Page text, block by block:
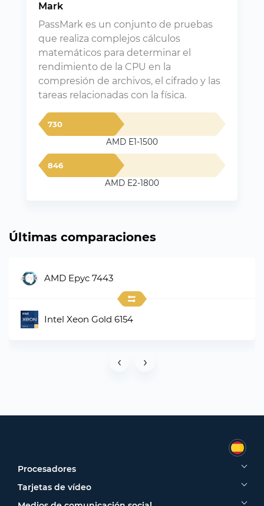
Mark
PassMark es un conjunto de pruebas
que realiza complejos cálculos
matemáticos para determinar el
rendimiento de la CPU en la
compresión de archivos, el cifrado y las
tareas relacionadas con la física.
730
AMD E1-1500
846
AMD E2-1800
Últimas comparaciones
AMD Epyc 7443
Intel Xeon Gold 6154
‹ ›
Procesadores
Tarjetas de vídeo